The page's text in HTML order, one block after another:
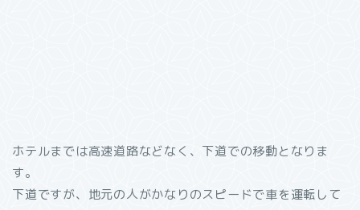
ホテルまでは高速道路などなく、下道での移動となりま
す。
下道ですが、地元の人がかなりのスピードで車を運転して